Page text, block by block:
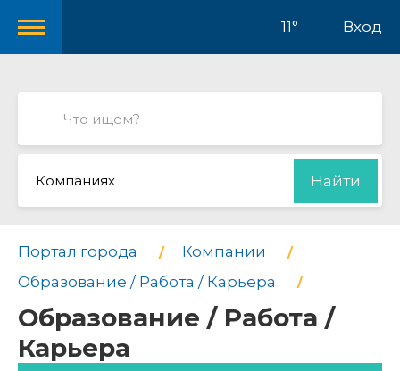
11° Вход
Компаниях Найти
Портал города
Компании
Образование / Работа / Карьера
Образование / Работа /
Карьера